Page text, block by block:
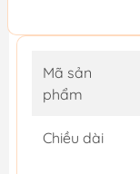
Mã sản
phẩm
Chiều dài